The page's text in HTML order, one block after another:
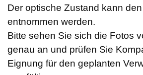
Der optische Zustand kann
entnommen werden.
Bitte sehen Sie sich die Fotos
genau an und prüfen Sie
Eignung für den geplanten